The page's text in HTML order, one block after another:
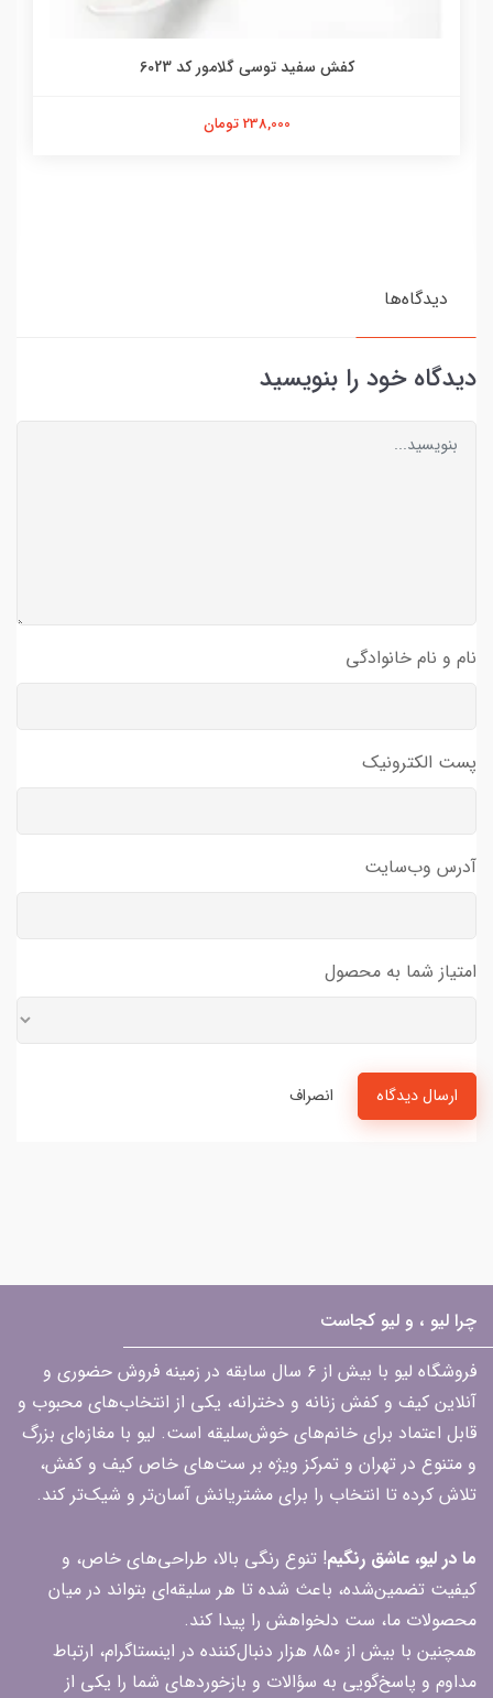
کفش سفید توسی گلامور کد 6023
238,000 تومان
دیدگاه‌ها
دیدگاه خود را بنویسید
نام و نام خانوادگی
پست الکترونیک
آدرس وب‌سایت
امتیاز شما به محصول
ارسال دیدگاه انصراف
چرا لیو ، و لیو کجاست
فروشگاه لیو با بیش از ۶ سال سابقه در زمینه فروش حضوری و
آنلاین کیف و کفش زنانه و دخترانه، یکی از انتخاب‌های محبوب و
قابل اعتماد برای خانم‌های خوش‌سلیقه است. لیو با مغازه‌ای بزرگ
و متنوع در تهران و تمرکز ویژه بر ست‌های خاص کیف و کفش،
تلاش کرده تا انتخاب را برای مشتریانش آسان‌تر و شیک‌تر کند.
ما در لیو، عاشق رنگیم! تنوع رنگی بالا، طراحی‌های خاص، و
کیفیت تضمین‌شده، باعث شده تا هر سلیقه‌ای بتواند در میان
محصولات ما، ست دلخواهش را پیدا کند.
همچنین با بیش از ۸۵۰ هزار دنبال‌کننده در اینستاگرام، ارتباط
مداوم و پاسخ‌گویی به سؤالات و بازخوردهای شما را یکی از